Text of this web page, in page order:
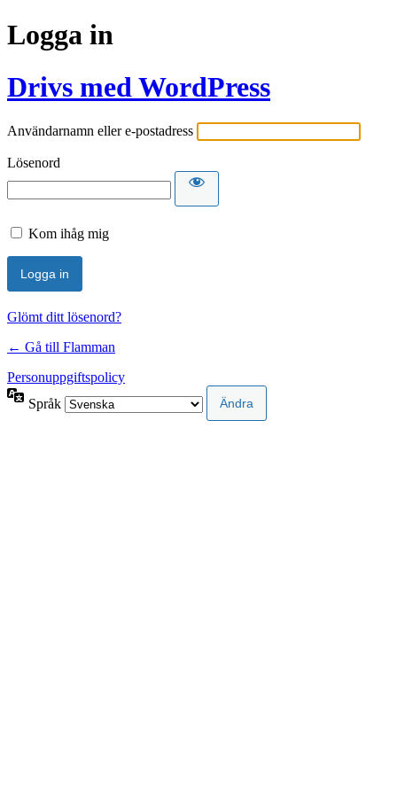
Logga in
Drivs med WordPress
Användarnamn eller e-postadress
Lösenord
Kom ihåg mig
Glömt ditt lösenord?
← Gå till Flamman
Personuppgiftspolicy
Språk